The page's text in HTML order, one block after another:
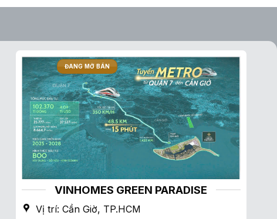
ĐANG MỞ BÁN
VINHOMES GREEN PARADISE
Vị trí: Cần Giờ, TP.HCM